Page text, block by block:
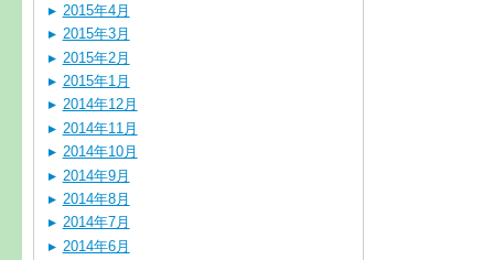
2015年4月
2015年3月
2015年2月
2015年1月
2014年12月
2014年11月
2014年10月
2014年9月
2014年8月
2014年7月
2014年6月